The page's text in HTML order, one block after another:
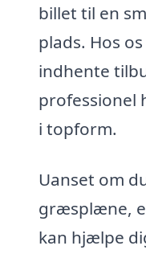
billet til en
plads. Hos
indhente
i topform.
Uanset om
græsplæne,
kan hjælpe